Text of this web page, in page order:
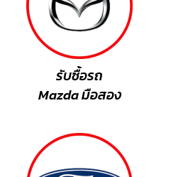
รับซื้อรถ
Mazda มือสอง